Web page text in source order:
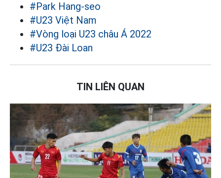
#Park Hang-seo
#U23 Việt Nam
#Vòng loại U23 châu Á 2022
#U23 Đài Loan
TIN LIÊN QUAN